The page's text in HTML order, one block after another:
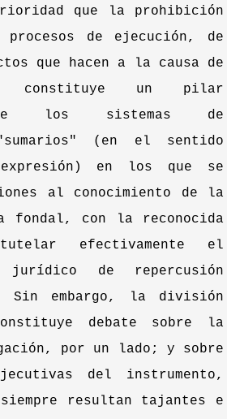
que la prohibición
de ejecución, de
que hacen a la causa de
constituye un pilar
de los sistemas de
(en el sentido
en los que se
al conocimiento de la
fondal, con la reconocida
efectivamente el
de repercusión
Sin embargo, la división
debate sobre la
por un lado; y sobre
del instrumento,
resultan tajantes e